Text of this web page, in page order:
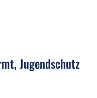
Jugendschutz